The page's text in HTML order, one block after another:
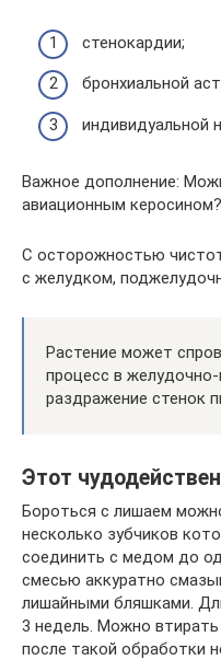
стенокардии;
бронхиальной
индивидуальной
Важное дополнение:
авиационным керосином?
С осторожностью
с желудком,
Растение может
процесс в
раздражение стенок
Этот
Бороться с лишаем
несколько зубчиков
соединить с медом до
смесью аккуратно
лишайными бляшками.
3 недель. Можно
после такой обработки